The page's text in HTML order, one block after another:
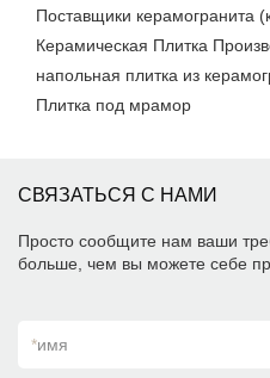
Поставщики керамогранита
Керамическая Плитка
напольная плитка из
Плитка под мрамор
СВЯЗАТЬСЯ С НАМИ
Просто сообщите нам ваши
больше, чем вы можете себе
*имя